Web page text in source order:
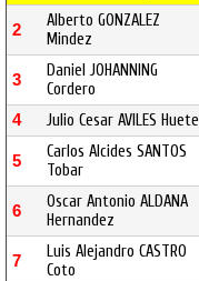
2
Alberto GONZALEZ
Mindez
3
Daniel JOHANNING
Cordero
4 Julio Cesar AVILES Huete
5
Carlos Alcides SANTOS
Tobar
6
Oscar Antonio ALDANA
Hernandez
7
Luis Alejandro CASTRO
Coto